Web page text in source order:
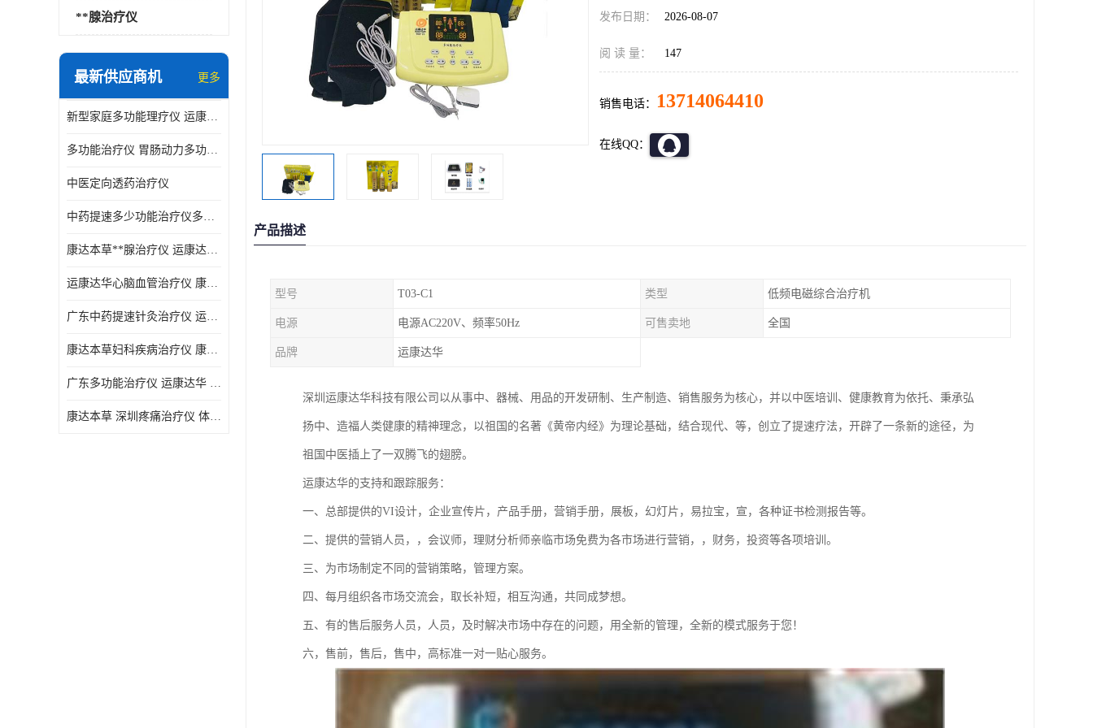
**腺治疗仪
最新供应商机 更多
新型家庭多功能理疗仪 运康达华
多功能治疗仪 胃肠动力多功能治疗仪
中医定向透药治疗仪
中药提速多少功能治疗仪多少钱 实体店仪器
康达本草**腺治疗仪 运康达华 开发新顾客用仪器
运康达华心脑血管治疗仪 康达本草 体验店仪器
广东中药提速针灸治疗仪 运康达华 会销店锁定顾客用仪器
康达本草妇科疾病治疗仪 康达本草 体验店仪器
广东多功能治疗仪 运康达华 深圳运康达华科技有限公司
康达本草 深圳疼痛治疗仪 体验店仪器
发布日期： 2026-08-07
阅 读 量： 147
销售电话： 13714064410
在线QQ：
产品描述
型号 T03-C1 类型 低频电磁综合治疗机
电源 电源AC220V、频率50Hz 可售卖地 全国
品牌 运康达华
深圳运康达华科技有限公司以从事中、器械、用品的开发研制、生产制造、销售服务为核心，并以中医培训、健康教育为依托、秉承弘
扬中、造福人类健康的精神理念，以祖国的名著《黄帝内经》为理论基础，结合现代、等，创立了提速疗法，开辟了一条新的途径，为
祖国中医插上了一双腾飞的翅膀。
运康达华的支持和跟踪服务：
一、总部提供的VI设计，企业宣传片，产品手册，营销手册，展板，幻灯片，易拉宝，宣，各种证书检测报告等。
二、提供的营销人员，，会议师，理财分析师亲临市场免费为各市场进行营销，，财务，投资等各项培训。
三、为市场制定不同的营销策略，管理方案。
四、每月组织各市场交流会，取长补短，相互沟通，共同成梦想。
五、有的售后服务人员，人员，及时解决市场中存在的问题，用全新的管理，全新的模式服务于您！
六，售前，售后，售中，高标准一对一贴心服务。